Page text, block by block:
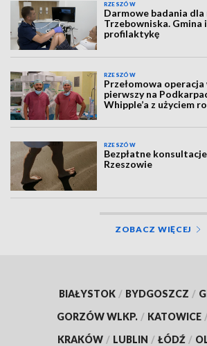
RZESZÓW
Darmowe badania
Trzebowniska. Gmina
profilaktykę
RZESZÓW
Przełomowa operacja
pierwszy na
Whipple’a z użyciem
RZESZÓW
Bezpłatne
Rzeszowie
ZOBACZ WIĘCEJ
BIAŁYSTOK / BYDGOSZCZ /
GORZÓW WLKP. / KATOWICE
KRAKÓW / LUBLIN / ŁÓDŹ /